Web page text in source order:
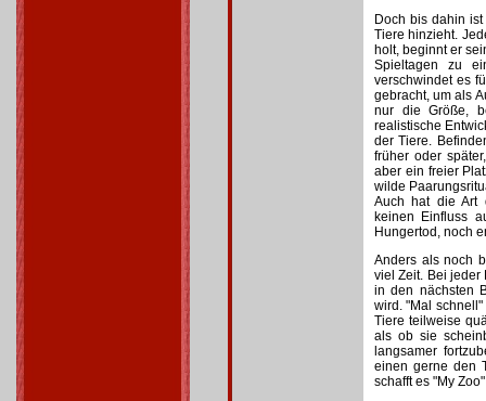
Doch bis dahin
Tiere hinzieht.
holt, beginnt er
Spieltagen zu
verschwindet es
gebracht, um als
nur die Größe,
realistische
der Tiere.
früher oder
aber ein freier
wilde
Auch hat die Art
keinen Einfluss
Hungertod, noch
Anders als noch
viel Zeit. Bei jeder
in den nächsten
wird. "Mal
Tiere teilweise
als ob sie
langsamer
einen gerne den
schafft es "My